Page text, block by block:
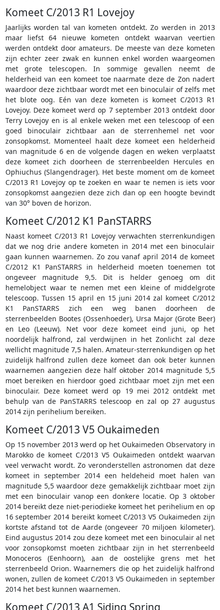
Komeet C/2013 R1 Lovejoy
Jaarlijks worden tal van kometen ontdekt. Zo werden in 2013
maar liefst 64 nieuwe kometen ontdekt waarvan veertien
werden ontdekt door amateurs. De meeste van deze kometen
zijn echter zeer zwak en kunnen enkel worden waargeomen
met grote telescopen. In sommige gevallen neemt de
helderheid van een komeet toe naarmate deze de Zon nadert
waardoor deze zichtbaar wordt met een binoculair of zelfs met
het blote oog. Eén van deze kometen is komeet C/2013 R1
Lovejoy. Deze komeet werd op 7 september 2013 ontdekt door
Terry Lovejoy en is al enkele weken met een telescoop of een
goed binoculair zichtbaar aan de sterrenhemel net voor
zonsopkomst. Momenteel haalt deze komeet een helderheid
van magnitude 6 en de volgende dagen en weken verplaatst
deze komeet zich doorheen de sterrenbeelden Hercules en
Ophiuchus (Slangendrager). Het beste moment om de komeet
C/2013 R1 Lovejoy op te zoeken en waar te nemen is iets voor
zonsopkomst aangezien deze zich dan op een hoogte bevindt
van 30° boven de horizon.
Komeet C/2012 K1 PanSTARRS
Naast komeet C/2013 R1 Lovejoy verwachten sterrenkundigen
dat we nog drie andere kometen in 2014 met een binoculair
gaan kunnen waarnemen. Zo zou vanaf april 2014 de komeet
C/2012 K1 PanSTARRS in helderheid moeten toenemen tot
ongeveer magnitude 9,5. Dit is helder genoeg om dit
hemelobject waar te nemen met een kleine of middelgrote
telescoop. Tussen 15 april en 15 juni 2014 zal komeet C/2012
K1 PanSTARRS zich een weg banen doorheen de
sterrenbeelden Bootes (Ossenhoeder), Ursa Major (Grote Beer)
en Leo (Leeuw). Net voor deze komeet eind juni, op het
noordelijk halfrond, zal verdwijnen in het Zonlicht zal deze
wellicht magnitude 7,5 halen. Amateur-sterrenkundigen op het
zuidelijk halfrond zullen deze komeet dan ook beter kunnen
waarnemen aangezien deze half oktober 2014 magnitude 5,5
moet bereiken en hierdoor goed zichtbaar moet zijn met een
binoculair. Deze komeet werd op 19 mei 2012 ontdekt met
behulp van de PanSTARRS telescoop en zal op 27 augustus
2014 zijn perihelium bereiken.
Komeet C/2013 V5 Oukaimeden
Op 15 november 2013 werd op het Oukaimeden Observatory in
Marokko de komeet C/2013 V5 Oukaimeden ontdekt waarvan
veel verwacht wordt. Zo veronderstellen astronomen dat deze
komeet in september 2014 een heldeheid moet halen van
magnitude 5,5 waardoor deze gemakkelijk zichtbaar moet zijn
met een binoculair vanop een donkere locatie. Op 3 oktober
2014 bereikt deze niet-periodieke komeet het perihelium en op
16 september 2014 bereikt komeet C/2013 V5 Oukaimeden zijn
kortste afstand tot de Aarde (ongeveer 70 miljoen kilometer).
Eind augustus 2014 zou deze komeet met een binoculair al net
voor zonsopkomst moeten zichtbaar zijn in het sterrenbeeld
Monoceros (Eenhoorn), aan de oostelijke grens met het
sterrenbeeld Orion. Waarnemers die op het zuidelijk halfrond
wonen, zullen de komeet C/2013 V5 Oukaimeden in september
2014 het best kunnen waarnemen.
Komeet C/2013 A1 Siding Spring